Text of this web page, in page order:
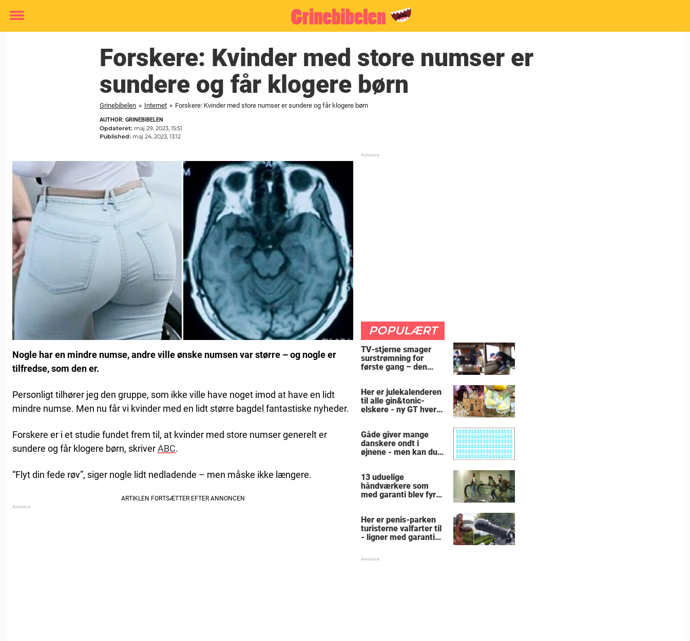
Toggle
Forskere: Kvinder med store numser er
sundere og får klogere børn
Grinebibelen » Internet » Forskere: Kvinder med store numser er sundere og får klogere børn
AUTHOR: GRINEBIBELEN
Opdateret: maj 29, 2023, 15:51
Published: maj 24, 2023, 13:12
Nogle har en mindre numse, andre ville ønske numsen var større – og nogle er
tilfredse, som den er.
Personligt tilhører jeg den gruppe, som ikke ville have noget imod at have en lidt
mindre numse. Men nu får vi kvinder med en lidt større bagdel fantastiske nyheder.
Forskere er i et studie fundet frem til, at kvinder med store numser generelt er
sundere og får klogere børn, skriverABC.
“Flyt din fede røv”, siger nogle lidt nedladende – men måske ikke længere.
POPULÆRT
TV-stjerne smager
surstrømning for
første gang – den
skrige af grin
Her er julekalenderen
til alle gin&tonic-
elskere - ny GT hver
Gåde giver mange
danskere ondt i
øjnene - men kan du
13 uduelige
håndværkere som
med garanti blev fyret
Her er penis-parken
turisterne valfarter til
- ligner med garanti